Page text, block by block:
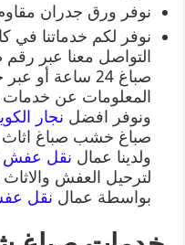
نوفر ورق جدران
نوفر لكم خدماتنا في
التواصل معنا عبر
صباغ 24 ساعة
المعلومات عن
ونوفر افضل نجار
صباغ خشب صباغ
ولدينا عمال نقل عفش
لترحيل العفش والاثاث
بواسطة عمال نقل